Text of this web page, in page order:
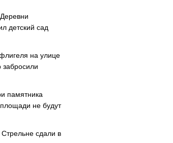
детский сад
на улице
памятника
не будут
сдали в